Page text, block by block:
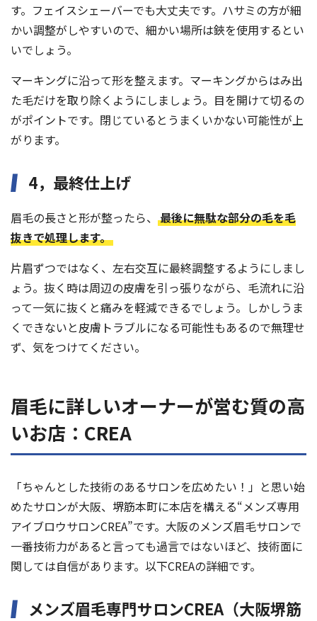
す。フェイスシェーバーでも大丈夫です。ハサミの方が細
かい調整がしやすいので、細かい場所は鋏を使用するとい
いでしょう。
マーキングに沿って形を整えます。マーキングからはみ出
た毛だけを取り除くようにしましょう。目を開けて切るの
がポイントです。閉じているとうまくいかない可能性が上
がります。
4，最終仕上げ
眉毛の長さと形が整ったら、 最後に無駄な部分の毛を毛
抜きで処理します。
片眉ずつではなく、左右交互に最終調整するようにしまし
ょう。抜く時は周辺の皮膚を引っ張りながら、毛流れに沿
って一気に抜くと痛みを軽減できるでしょう。しかしうま
くできないと皮膚トラブルになる可能性もあるので無理せ
ず、気をつけてください。
眉毛に詳しいオーナーが営む質の高
いお店：CREA
「ちゃんとした技術のあるサロンを広めたい！」と思い始
めたサロンが大阪、堺筋本町に本店を構える“メンズ専用
アイブロウサロンCREA”です。大阪のメンズ眉毛サロンで
一番技術力があると言っても過言ではないほど、技術面に
関しては自信があります。以下CREAの詳細です。
メンズ眉毛専門サロンCREA（大阪堺筋